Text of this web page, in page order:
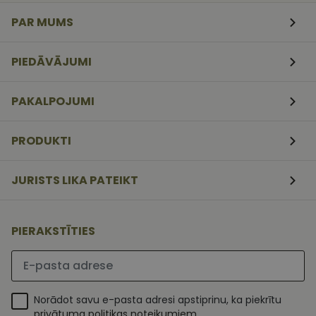
PAR MUMS
PIEDĀVĀJUMI
PAKALPOJUMI
PRODUKTI
JURISTS LIKA PATEIKT
PIERAKSTĪTIES
Lūdzu ievadiet e-pasta adresi
Norādot savu e-pasta adresi apstiprinu, ka piekrītu
CookieScriptConsent
Šo sīkfailu
atcerētos
sīkfailu